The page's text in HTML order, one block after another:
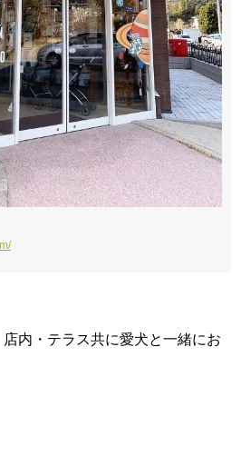
内・テラス共に愛犬と一緒にお